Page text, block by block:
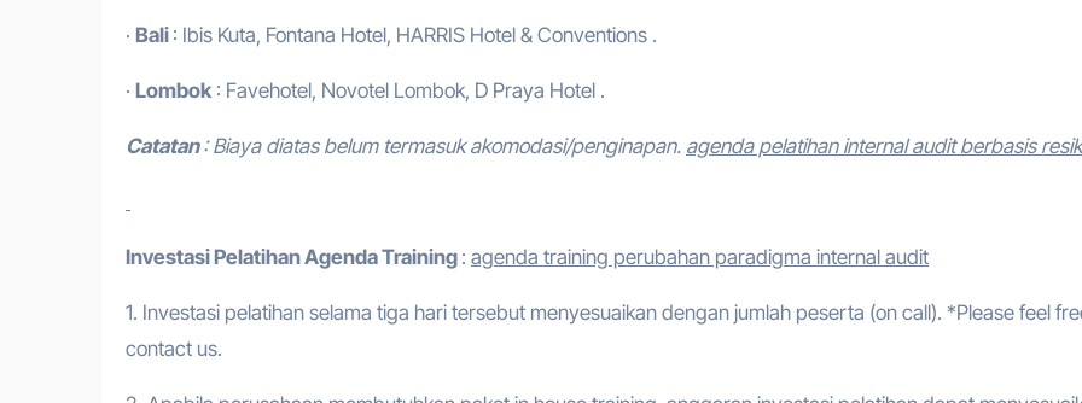
· Bali : Ibis Kuta, Fontana Hotel, HARRIS Hotel & Conventions .
· Lombok : Favehotel, Novotel Lombok, D Praya Hotel .
Catatan: Biaya diatas belum termasuk akomodasi/penginapan. agenda pelatihan internal audit berbasis
Investasi PelatihanAgenda Training : agenda training perubahan paradigma internal audit
1. Investasi pelatihan selama tiga hari tersebut menyesuaikan dengan jumlah peserta (on call). *Please feel
contact us.